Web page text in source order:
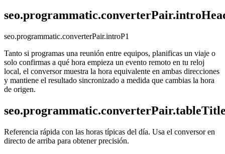
seo.programmatic.converterPair.introP1
Tanto si programas una reunión entre equipos, planificas un viaje o
solo confirmas a qué hora empieza un evento remoto en tu reloj
local, el conversor muestra la hora equivalente en ambas direcciones
y mantiene el resultado sincronizado a medida que cambias la hora
de origen.
Referencia rápida con las horas típicas del día. Usa el conversor en
directo de arriba para obtener precisión.